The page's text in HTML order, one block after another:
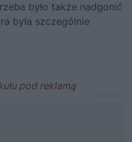
było także nadgonić
była szczególnie